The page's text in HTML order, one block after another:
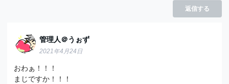
返信する
管理人＠うぉず
2021年4月24日
おわぁ！！！
まじですか！！！